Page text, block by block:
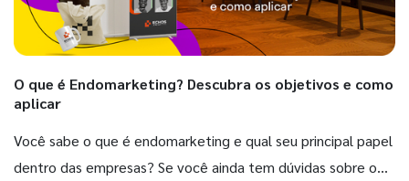
O que é Endomarketing? Descubra os objetivos e como
aplicar
Você sabe o que é endomarketing e qual seu principal papel
dentro das empresas? Se você ainda tem dúvidas sobre o